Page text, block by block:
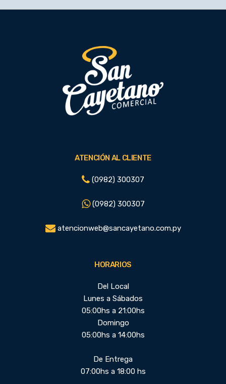
ATENCIÓN AL CLIENTE
(0982) 300307
(0982) 300307
atencionweb@sancayetano.com.py
HORARIOS
Del Local
Lunes a Sábados
05:00hs a 21:00hs
Domingo
05:00hs a 14:00hs
De Entrega
07:00hs a 18:00 hs